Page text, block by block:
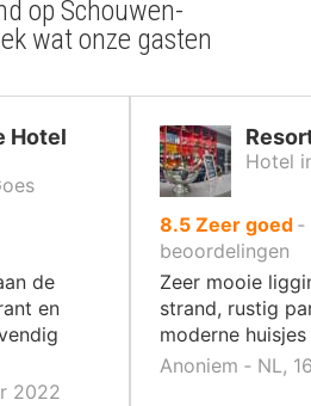
op Schouwen-
wat onze gasten
Hotel
de
en
2022
Hotel
8.5uit
10
,
Zeer goed ‐
beoordelingen
Zeer mooie
strand, rustig
moderne huisjes
Anoniem ‐ NL,